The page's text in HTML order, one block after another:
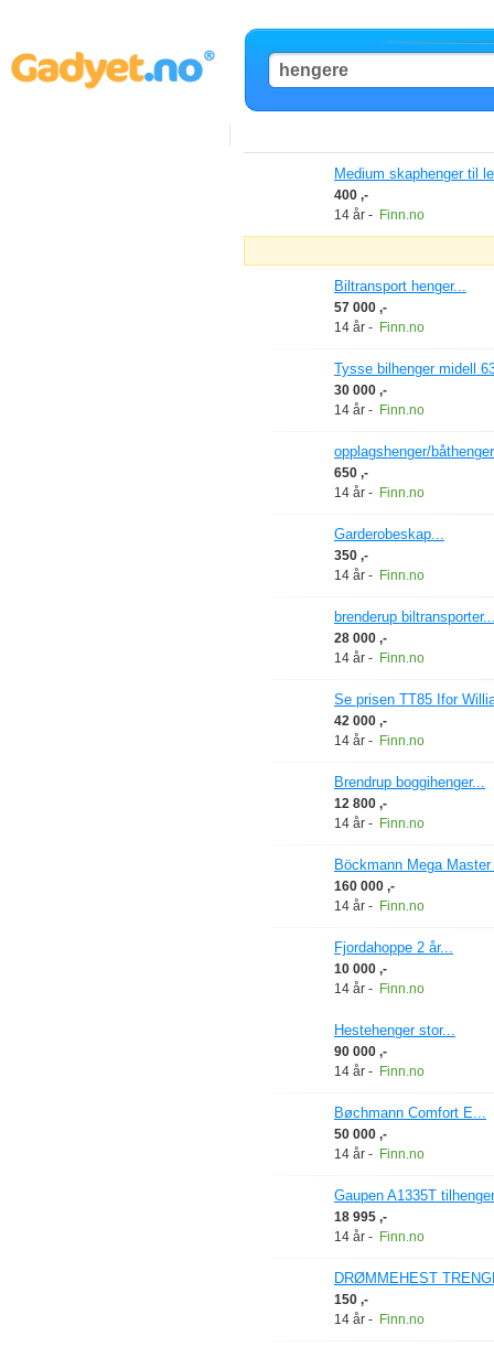
Medium skaphenger til
400 ,-
14 år - Finn.no
Biltransport henger...
57 000 ,-
14 år - Finn.no
Tysse bilhenger midell
30 000 ,-
14 år - Finn.no
opplagshenger/
650 ,-
14 år - Finn.no
Garderobeskap...
350 ,-
14 år - Finn.no
brenderup
28 000 ,-
14 år - Finn.no
Se prisen TT85 Ifor
42 000 ,-
14 år - Finn.no
Brendrup boggihenger...
12 800 ,-
14 år - Finn.no
Böckmann Mega
160 000 ,-
14 år - Finn.no
Fjordahoppe 2 år...
10 000 ,-
14 år - Finn.no
Hestehenger stor...
90 000 ,-
14 år - Finn.no
Bøchmann Comfort E...
50 000 ,-
14 år - Finn.no
Gaupen A1335T
18 995 ,-
14 år - Finn.no
DRØMMEHEST
150 ,-
14 år - Finn.no